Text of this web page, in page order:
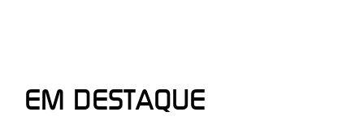
EM DESTAQUE